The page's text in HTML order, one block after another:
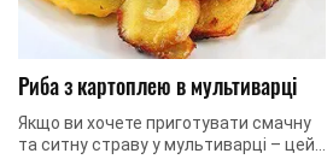
Риба з картоплею в мультиварці
Якщо ви хочете приготувати смачну
та ситну страву у мультиварці – цей